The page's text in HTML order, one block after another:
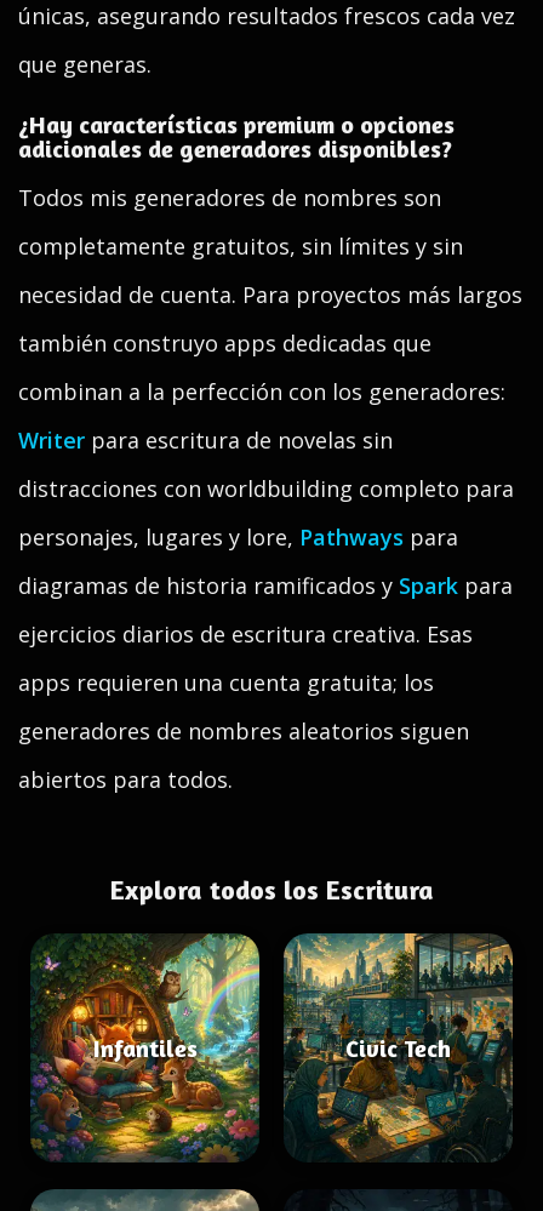
únicas, asegurando resultados frescos cada vez
que generas.
¿Hay características premium o opciones
adicionales de generadores disponibles?
Todos mis generadores de nombres son
completamente gratuitos, sin límites y sin
necesidad de cuenta. Para proyectos más largos
también construyo apps dedicadas que
combinan a la perfección con los generadores:
Writer para escritura de novelas sin
distracciones con worldbuilding completo para
personajes, lugares y lore, Pathways para
diagramas de historia ramificados y Spark para
ejercicios diarios de escritura creativa. Esas
apps requieren una cuenta gratuita; los
generadores de nombres aleatorios siguen
abiertos para todos.
Explora todos los Escritura
Infantiles Civic Tech